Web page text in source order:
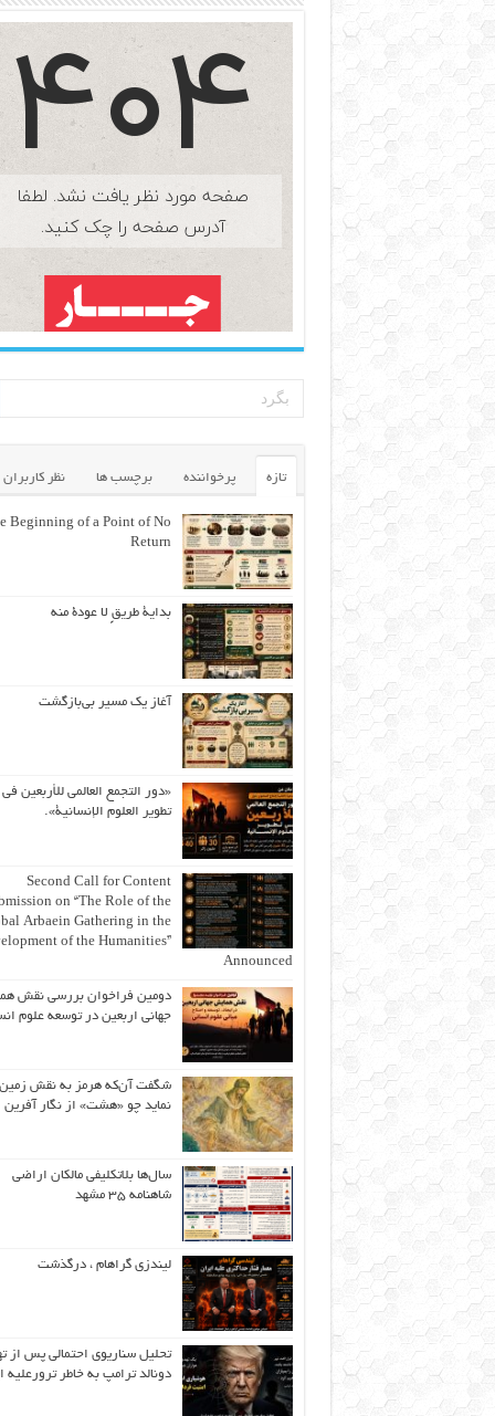
تازه پرخواننده برچسب ها نظر کاربران
Beginning of a Point of No
Return
بداية طريقٍ لا عودة منه
آغاز یک مسیر بی‌بازگشت
«دور التجمع العالمي للأربعين في
تطوير العلوم الإنسانية».
Second Call for Content
on “The Role of the
Arbaein Gathering in the
of the Humanities”
Announced
دومین فراخوان بررسی نقش
جهانی اربعین در توسعه علوم
شگفت آن‌که هرمز به نقش زمین
نماید چو «هشت» از نگار آفرین
سال‌ها بلاتکلیفی مالکان اراضی
شاهنامه ۳۵ مشهد
لیندزی گراهام ، درگذشت
تحلیل سناریوی احتمالی پس از
دونالد ترامپ به خاطر ترورعلیه